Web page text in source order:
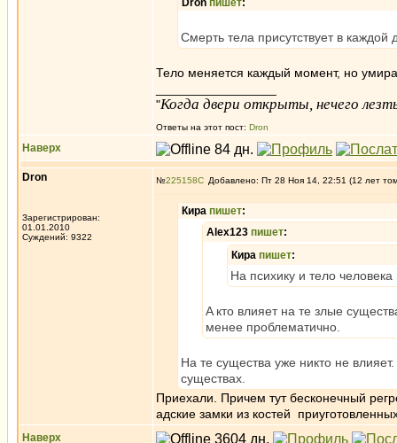
Dron пишет:
Смерть тела присутствует в каждой
Тело меняется каждый момент, но
"Когда двери открыты, нечего
Ответы на этот пост: Dron
Наверх
Dron
Зарегистрирован:
01.01.2010
Суждений: 9322
№225158 Добавлено: Пт 28 Ноя 14, 22:51 (12 лет
Кира пишет:
Alex123 пишет:
Кира пишет:
На психику и тело
A кто влияет на те злые
менее проблематично.
На те существа уже никто не
существах.
Приехали. Причем тут бесконечный
адские замки из костей
Наверх